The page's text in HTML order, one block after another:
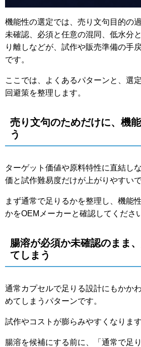
機能性の選定では、売り文句目的の
未確認、必須と任意の混同、低水分
り離しなどが、試作や販売準備の手
です。
ここでは、よくあるパターンと、選
回避策を整理します。
売り文句のためだけに、機
う
ターゲット価値や原料特性に直結し
価と試作難易度だけが上がりやすいで
まず通常で足りるかを整理し、機能
かをOEMメーカーと確認してくださ
腸溶が必須か未確認のまま
てしまう
通常カプセルで足りる設計にもかか
めてしまうパターンです。
試作やコストが膨らみやすくなります
腸溶を候補にする前に、「通常で足